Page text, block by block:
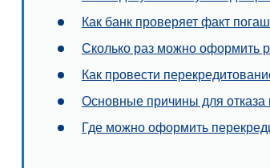
Как банк проверяет факт
Сколько раз можно оформить
Как провести
Основные причины для
Где можно оформить